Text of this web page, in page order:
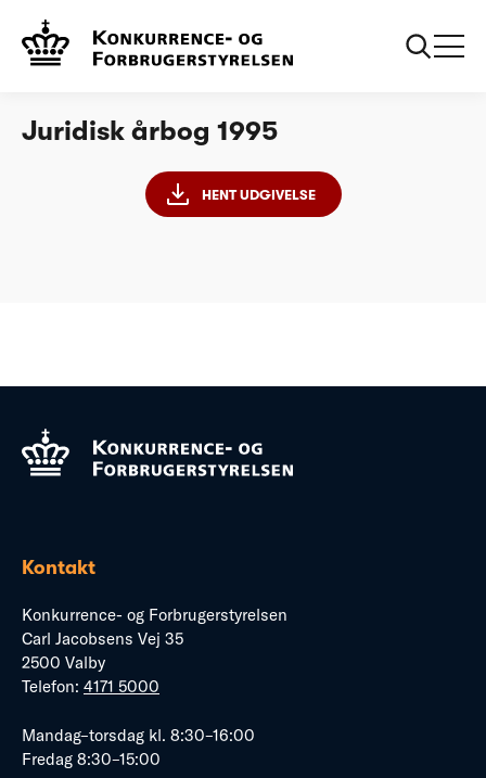
Forside
Juridisk årbog 1995
HENT UDGIVELSE
Kontakt
Konkurrence- og Forbrugerstyrelsen
Carl Jacobsens Vej 35
2500 Valby
Telefon: 4171 5000
Mandag–torsdag kl. 8:30–16:00
Fredag 8:30–15:00